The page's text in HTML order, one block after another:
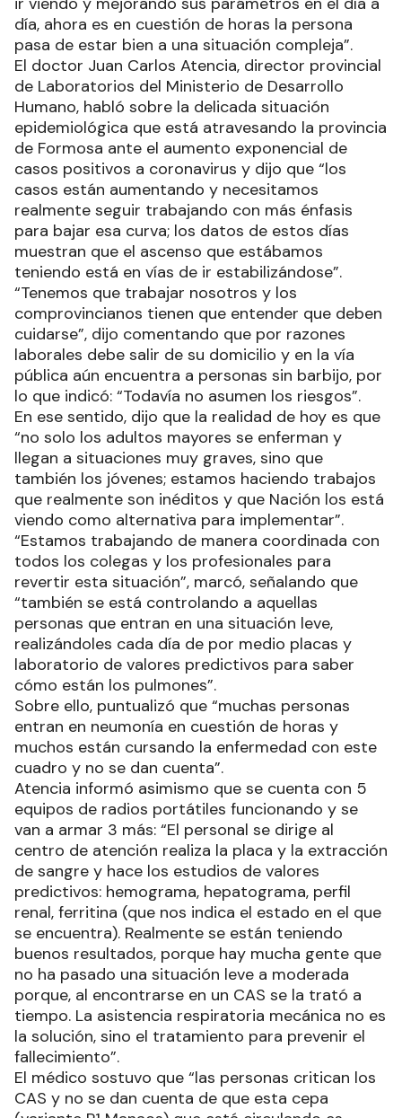
día, ahora es en cuestión de horas la persona
pasa de estar bien a una situación compleja”.
El doctor Juan Carlos Atencia, director provincial
de Laboratorios del Ministerio de Desarrollo
Humano, habló sobre la delicada situación
epidemiológica que está atravesando la provincia
de Formosa ante el aumento exponencial de
casos positivos a coronavirus y dijo que “los
casos están aumentando y necesitamos
realmente seguir trabajando con más énfasis
para bajar esa curva; los datos de estos días
muestran que el ascenso que estábamos
teniendo está en vías de ir estabilizándose”.
“Tenemos que trabajar nosotros y los
comprovincianos tienen que entender que deben
cuidarse”, dijo comentando que por razones
laborales debe salir de su domicilio y en la vía
pública aún encuentra a personas sin barbijo, por
lo que indicó: “Todavía no asumen los riesgos”.
En ese sentido, dijo que la realidad de hoy es que
“no solo los adultos mayores se enferman y
llegan a situaciones muy graves, sino que
también los jóvenes; estamos haciendo trabajos
que realmente son inéditos y que Nación los está
viendo como alternativa para implementar”.
“Estamos trabajando de manera coordinada con
todos los colegas y los profesionales para
revertir esta situación”, marcó, señalando que
“también se está controlando a aquellas
personas que entran en una situación leve,
realizándoles cada día de por medio placas y
laboratorio de valores predictivos para saber
cómo están los pulmones”.
Sobre ello, puntualizó que “muchas personas
entran en neumonía en cuestión de horas y
muchos están cursando la enfermedad con este
cuadro y no se dan cuenta”.
Atencia informó asimismo que se cuenta con 5
equipos de radios portátiles funcionando y se
van a armar 3 más: “El personal se dirige al
centro de atención realiza la placa y la extracción
de sangre y hace los estudios de valores
predictivos: hemograma, hepatograma, perfil
renal, ferritina (que nos indica el estado en el que
se encuentra). Realmente se están teniendo
buenos resultados, porque hay mucha gente que
no ha pasado una situación leve a moderada
porque, al encontrarse en un CAS se la trató a
tiempo. La asistencia respiratoria mecánica no es
la solución, sino el tratamiento para prevenir el
fallecimiento”.
El médico sostuvo que “las personas critican los
CAS y no se dan cuenta de que esta cepa